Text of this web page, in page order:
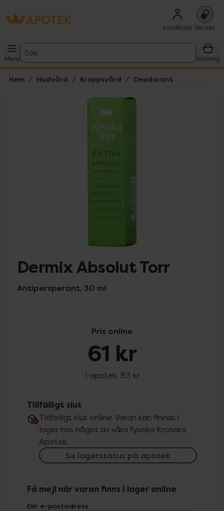
Kundklubb Recept
Meny
Sök
Varukorg
Hem Hudvård Kroppsvård Deodorant
Lista: . Innehåller 1 objekt.
Dermix Absolut Torr
Antipersperant, 30 ml
Pris online
61 kr
I apotek: 83 kr
Tillfälligt slut
Tillfälligt slut online. Varan kan finnas i
lager hos något av våra fysiska Kronans
Apotek.
Se lagerstatus på apotek
Få mejl när varan finns i lager online
Din e-postadress